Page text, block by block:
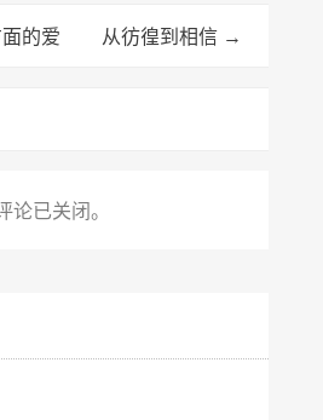
的爱 从彷徨到相信 →
论已关闭。